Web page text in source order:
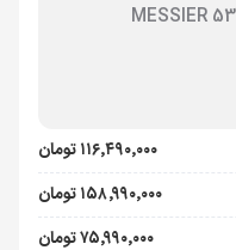
MESSIER
۱۱۶٬۴۹۰٬۰۰۰ تومان
۱۵۸٬۹۹۰٬۰۰۰ تومان
۷۵٬۹۹۰٬۰۰۰ تومان